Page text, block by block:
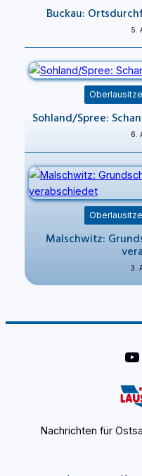
Buckau:
5.
Sohland/Spree:
6.
Malschwitz:
3.
Nachrichten für